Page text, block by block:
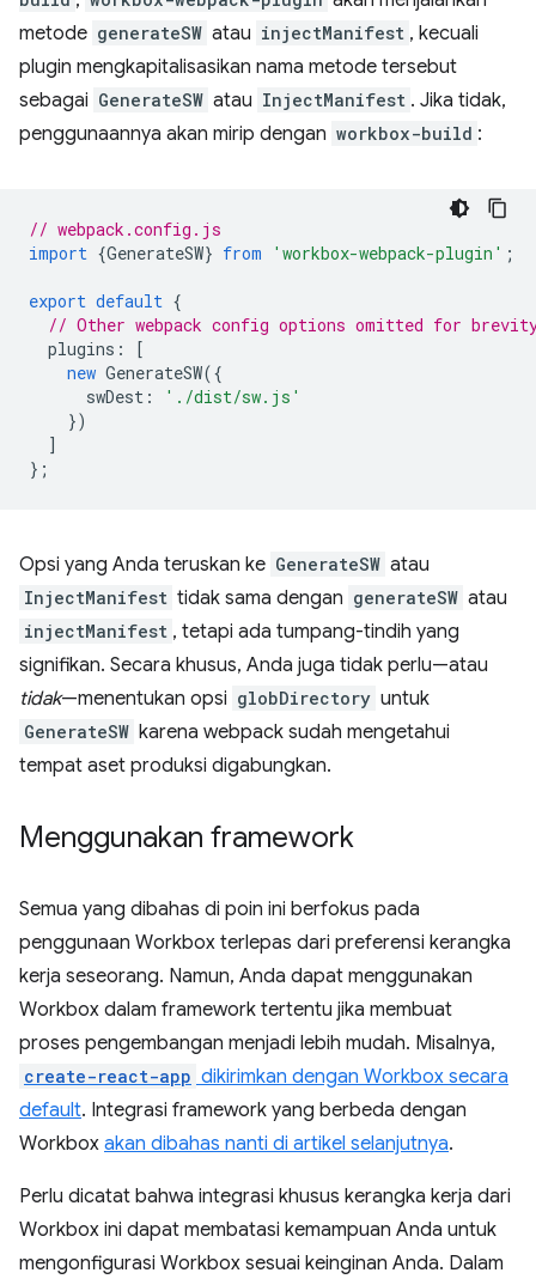
metode generateSW atau injectManifest , kecuali
plugin mengkapitalisasikan nama metode tersebut
sebagai GenerateSW atau InjectManifest . Jika tidak,
penggunaannya akan mirip dengan workbox-build :
// webpack.config.js
import {GenerateSW} from 'workbox-webpack-plugin' ;
export default {
// Other webpack config options omitted for
plugins :
[
new GenerateSW({
swDest :
'./dist/sw.js'
})
]
};
Opsi yang Anda teruskan ke GenerateSW atau
InjectManifest tidak sama dengan generateSW atau
injectManifest , tetapi ada tumpang-tindih yang
signifikan. Secara khusus, Anda juga tidak perlu—atau
tidak—menentukan opsi globDirectory untuk
GenerateSW karena webpack sudah mengetahui
tempat aset produksi digabungkan.
Menggunakan framework
Semua yang dibahas di poin ini berfokus pada
penggunaan Workbox terlepas dari preferensi kerangka
kerja seseorang. Namun, Anda dapat menggunakan
Workbox dalam framework tertentu jika membuat
proses pengembangan menjadi lebih mudah. Misalnya,
create-react-app dikirimkan dengan Workbox secara
default. Integrasi framework yang berbeda dengan
Workbox akan dibahas nanti di artikel selanjutnya.
Perlu dicatat bahwa integrasi khusus kerangka kerja dari
Workbox ini dapat membatasi kemampuan Anda untuk
mengonfigurasi Workbox sesuai keinginan Anda. Dalam